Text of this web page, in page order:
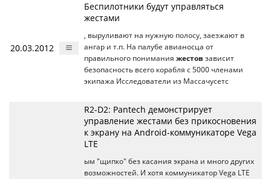
20.03.2012
Беспилотники будут управляться
жестами
, выруливают на нужную полосу, заезжают в
ангар и т.п. На палубе авианосца от
правильного понимания жестов зависит
безопасность всего корабля с 5000 членами
экипажа Исследователи из Массачусетс
R2-D2: Pantech демонстрирует
управление жестами без прикосновения
к экрану на Android-коммуникаторе Vega
LTE
ым "щипко" без касания экрана и много других
возможностей. И хотя коммуникатор Vega LTE